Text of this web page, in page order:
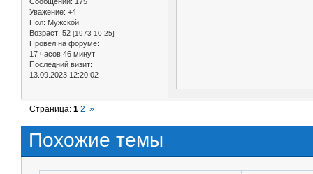
Уважение: +4
Пол: Мужской
Возраст: 52 [1973-10-25]
Провел на форуме:
17 часов 46 минут
Последний визит:
13.09.2023 12:20:02
Страница:1 2 »
Похожие темы